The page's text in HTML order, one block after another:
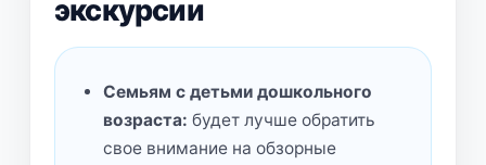
экскурсии
Семьям с детьми дошкольного
возраста: будет лучше обратить
свое внимание на обзорные